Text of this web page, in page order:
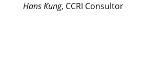
Hans Kung, CCRI Consultor